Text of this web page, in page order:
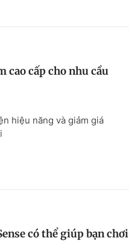
cao cấp cho nhu cầu
hiệu năng và giảm giá
có thể giúp bạn chơi